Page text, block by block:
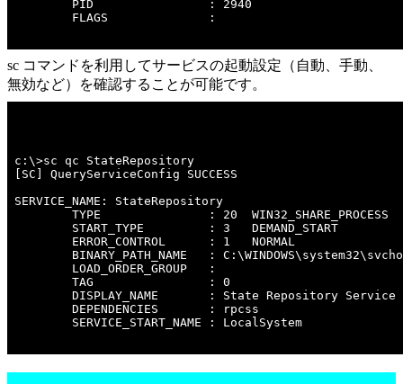
        PID                : 2940
        FLAGS              :
sc コマンドを利用してサービスの起動設定（自動、手動、
無効など）を確認することが可能です。
c:\>sc qc StateRepository
[SC] QueryServiceConfig SUCCESS
SERVICE_NAME: StateRepository
        TYPE               : 20  WIN32_SHARE_PROCESS
        START_TYPE         : 3   DEMAND_START
        ERROR_CONTROL      : 1   NORMAL
BINARY_PATH_NAME   :
        LOAD_ORDER_GROUP   :
        TAG                : 0
        DISPLAY_NAME       : State Repository Service
        DEPENDENCIES       : rpcss
        SERVICE_START_NAME : LocalSystem